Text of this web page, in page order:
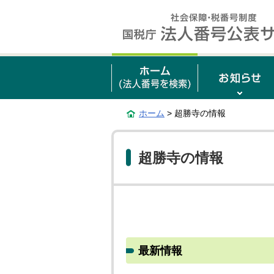
ホーム > 超勝寺の情報
超勝寺の情報
最新情報